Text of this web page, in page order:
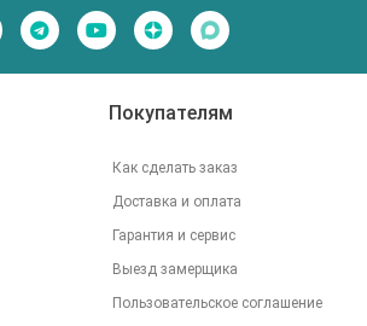
Покупателям
Как сделать заказ
Доставка и оплата
Гарантия и сервис
Выезд замерщика
Пользовательское соглашение